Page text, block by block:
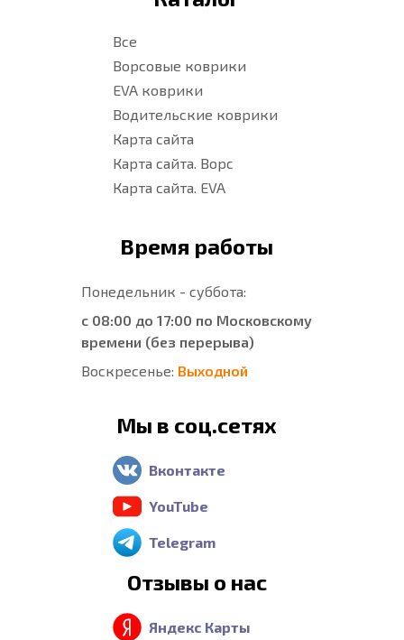
Все
Ворсовые коврики
EVA коврики
Водительские коврики
Карта сайта
Карта сайта. Ворс
Карта сайта. EVA
Время работы
Понедельник - суббота:
с 08:00 до 17:00 по Московскому
времени (без перерыва)
Воскресенье: Выходной
Мы в соц.сетях
Вконтакте
YouTube
Telegram
Отзывы о нас
Яндекс Карты